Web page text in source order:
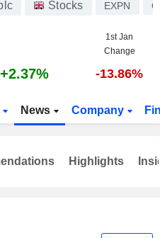
Stocks EXPN
1st Jan
Change
+2.37% -13.86%
News Company
Highlights